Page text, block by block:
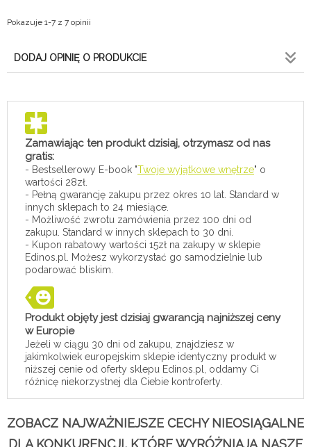
Pokazuje 1-7 z 7 opinii
DODAJ OPINIĘ O PRODUKCIE
Zamawiając ten produkt dzisiaj, otrzymasz od nas
gratis:
- Bestsellerowy E-book "Twoje wyjątkowe wnętrze" o
wartości 28zł.
- Pełną gwarancję zakupu przez okres 10 lat. Standard w
innych sklepach to 24 miesiące.
- Możliwość zwrotu zamówienia przez 100 dni od
zakupu. Standard w innych sklepach to 30 dni.
- Kupon rabatowy wartości 15zł na zakupy w sklepie
Edinos.pl. Możesz wykorzystać go samodzielnie lub
podarować bliskim.
Produkt objęty jest dzisiaj gwarancją najniższej ceny
w Europie
Jeżeli w ciągu 30 dni od zakupu, znajdziesz w
jakimkolwiek europejskim sklepie identyczny produkt w
niższej cenie od oferty sklepu Edinos.pl, oddamy Ci
różnicę niekorzystnej dla Ciebie kontroferty.
ZOBACZ NAJWAŻNIEJSZE CECHY NIEOSIĄGALNE
DLA KONKURENCJI, KTÓRE WYRÓŻNIAJĄ NASZE